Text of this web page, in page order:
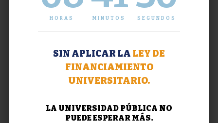
HORAS MINUTOS SEGUNDOS
SIN APLICAR LA LEY DE
FINANCIAMIENTO
UNIVERSITARIO.
LA UNIVERSIDAD PÚBLICA NO
PUEDE ESPERAR MÁS.